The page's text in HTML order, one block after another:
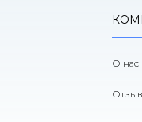
О нас